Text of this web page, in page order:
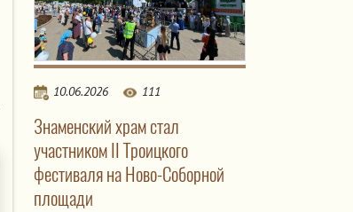
10.06.2026 111
Знаменский храм стал
участником II Троицкого
фестиваля на Ново-Соборной
площади